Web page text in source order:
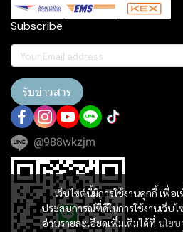
เว็บไซต์นี้มีการใช้งานคุกกี้ เพื่
ประสบการณ์ที่ดีในการใช้งานเว็บ
อ่านรายละเอียดเพิ่มเติมได้ที่ นโย
Subscribe
รับข่าวสาร
@988wkzjm